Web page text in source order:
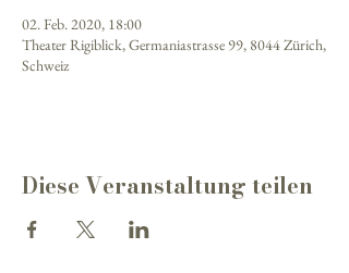
02. Feb. 2020, 18:00
Theater Rigiblick, Germaniastrasse 99, 8044 Zürich,
Schweiz
Diese Veranstaltung teilen